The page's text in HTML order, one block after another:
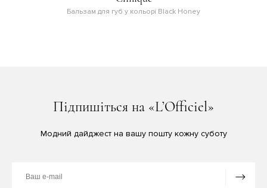
Бальзам для губ у кольорі Black Honey
Підпишіться на «L’Officiel»
Модний дайджест на вашу пошту кожну суботу